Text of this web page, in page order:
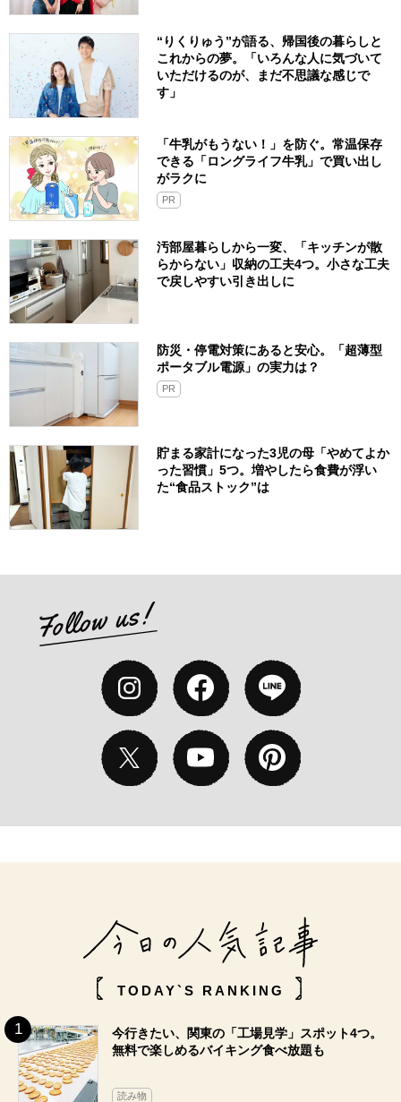
“りくりゅう”が語る、帰国後の暮らしと
これからの夢。「いろんな人に気づいて
いただけるのが、まだ不思議な感じで
す」
「牛乳がもうない！」を防ぐ。常温保存
できる「ロングライフ牛乳」で買い出し
がラクに
PR
汚部屋暮らしから一変、「キッチンが散
らからない」収納の工夫4つ。小さな工夫
で戻しやすい引き出しに
防災・停電対策にあると安心。「超薄型
ポータブル電源」の実力は？​
PR
貯まる家計になった3児の母「やめてよか
った習慣」5つ。増やしたら食費が浮い
た“食品ストック”は
TODAY`S RANKING
今行きたい、関東の「工場見学」スポット4つ。
無料で楽しめるバイキング食べ放題も
読み物